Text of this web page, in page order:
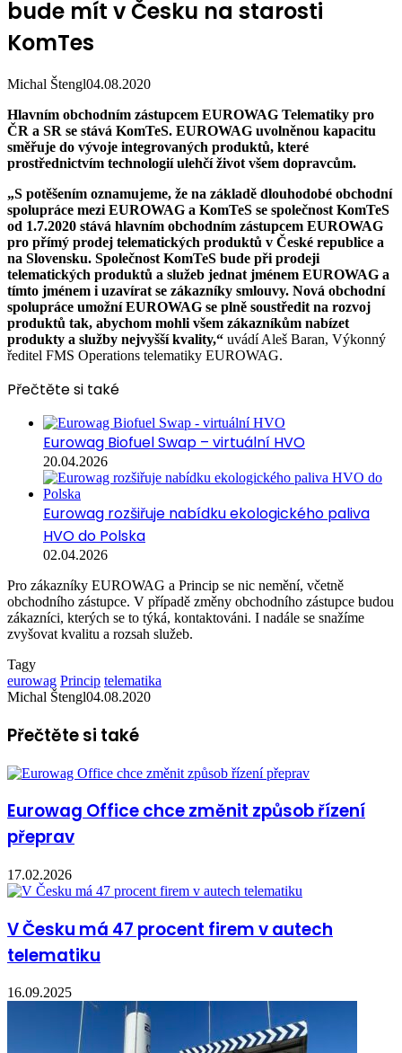
bude mít v Česku na starosti
KomTes
Michal Štengl04.08.2020
Hlavním obchodním zástupcem EUROWAG Telematiky pro
ČR a SR se stává KomTeS. EUROWAG uvolněnou kapacitu
směřuje do vývoje integrovaných produktů, které
prostřednictvím technologií ulehčí život všem dopravcům.
„S potěšením oznamujeme, že na základě dlouhodobé obchodní
spolupráce mezi EUROWAG a KomTeS se společnost KomTeS
od 1.7.2020 stává hlavním obchodním zástupcem EUROWAG
pro přímý prodej telematických produktů v České republice a
na Slovensku. Společnost KomTeS bude při prodeji
telematických produktů a služeb jednat jménem EUROWAG a
tímto jménem i uzavírat se zákazníky smlouvy. Nová obchodní
spolupráce umožní EUROWAG se plně soustředit na rozvoj
produktů tak, abychom mohli všem zákazníkům nabízet
produkty a služby nejvyšší kvality,“ uvádí Aleš Baran, Výkonný
ředitel FMS Operations telematiky EUROWAG.
Přečtěte si také
Eurowag Biofuel Swap – virtuální HVO
20.04.2026
Eurowag rozšiřuje nabídku ekologického paliva
HVO do Polska
02.04.2026
Pro zákazníky EUROWAG a Princip se nic nemění, včetně
obchodního zástupce. V případě změny obchodního zástupce budou
zákazníci, kterých se to týká, kontaktováni. I nadále se snažíme
zvyšovat kvalitu a rozsah služeb.
Tagy
eurowag Princip telematika
Michal Štengl04.08.2020
Přečtěte si také
Eurowag Office chce změnit způsob řízení
přeprav
17.02.2026
V Česku má 47 procent firem v autech
telematiku
16.09.2025